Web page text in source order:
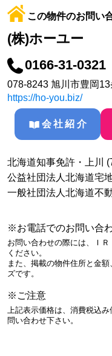
この物件のお問い
(株)ホーユー
0166-31-0321
078-8243 旭川市豊岡
https://ho-you.biz/
会社紹介
北海道知事免許・上川
公益社団法人北海道宅
一般社団法人北海道不
※お電話でのお問い合
お問い合わせの際には、Ｉ
ください。
また、掲載の物件住所と金
ズです。
※ご注意
上記表示価格は、消費税込
問い合わせ下さい。